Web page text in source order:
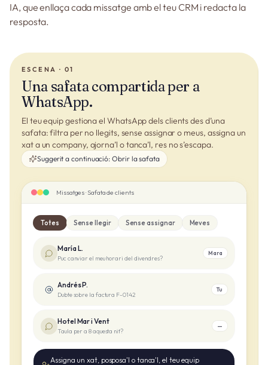
IA, que enllaça cada missatge amb el teu CRM i redacta la
resposta.
ESCENA · 01
Una safata compartida per a
WhatsApp.
El teu equip gestiona el WhatsApp dels clients des d’una
safata: filtra per no llegits, sense assignar o meus, assigna un
xat a un company, ajorna’l o tanca’l, res no s’escapa.
Suggerit a continuació: Obrir la safata
Missatges · Safata de clients
Totes Sense llegir Sense assignar Meves
María L.
Puc canviar el meu horari del divendres?
Mara
Andrés P.
Dubte sobre la factura F-0142
Tu
Hotel Mar i Vent
Taula per a 8 aquesta nit?
—
Assigna un xat, posposa'l o tanca'l, el teu equip